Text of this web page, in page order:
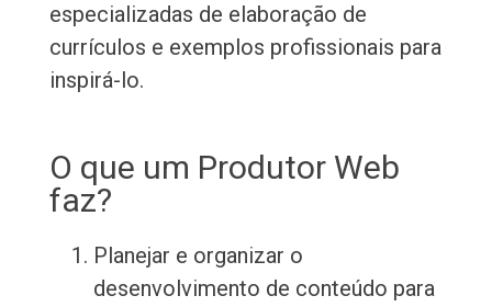
especializadas de elaboração de
currículos e exemplos profissionais para
inspirá-lo.
O que um Produtor Web
faz?
Planejar e organizar o
desenvolvimento de conteúdo para